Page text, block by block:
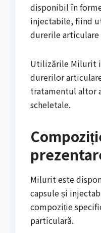
disponibil în
injectabile, fiind
durerile articulare
Utilizările Milurit
durerilor
tratamentul altor
scheletale.
Milurit este
capsule și
compoziție
particulară.